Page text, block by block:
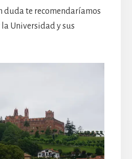
duda te recomendaríamos
Universidad y sus